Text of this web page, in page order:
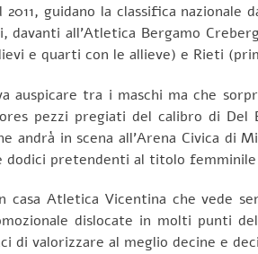
guidano la classifica
davanti all’Atletica Bergamo
e quarti con le allieve) e Rieti
auspicare tra i maschi ma che
pezzi pregiati del calibro di Del
andrà in scena all’Arena Civica
dodici pretendenti al titolo
casa Atletica Vicentina che vede
dislocate in molti punti
di valorizzare al meglio decine e